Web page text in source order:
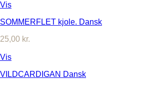
Vis
SOMMERFLET kjole. Dansk
25,00 kr.
Vis
VILDCARDIGAN Dansk